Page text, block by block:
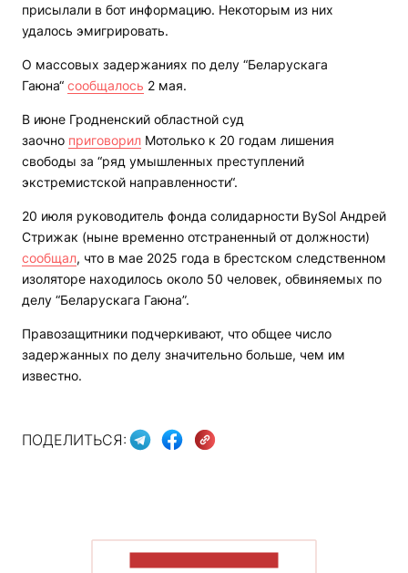
присылали в бот информацию. Некоторым из них
удалось эмигрировать.
О массовых задержаниях по делу “Беларускага
Гаюна“ сообщалось 2 мая.
В июне Гродненский областной суд
заочно приговорил Мотолько к 20 годам лишения
свободы за “ряд умышленных преступлений
экстремистской направленности“.
20 июля руководитель фонда солидарности BySol Андрей
Стрижак (ныне временно отстраненный от должности)
сообщал, что в мае 2025 года в брестском следственном
изоляторе находилось около 50 человек, обвиняемых по
делу “Беларускага Гаюна”.
Правозащитники подчеркивают, что общее число
задержанных по делу значительно больше, чем им
известно.
ПОДЕЛИТЬСЯ: